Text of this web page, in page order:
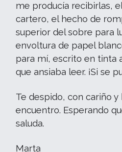
me producía recibirlas,
cartero, el hecho de
superior del sobre para
envoltura de papel
para mí, escrito en tinta
que ansiaba leer. ¡Si se
Te despido, con cariño
encuentro. Esperando
saluda.
Marta